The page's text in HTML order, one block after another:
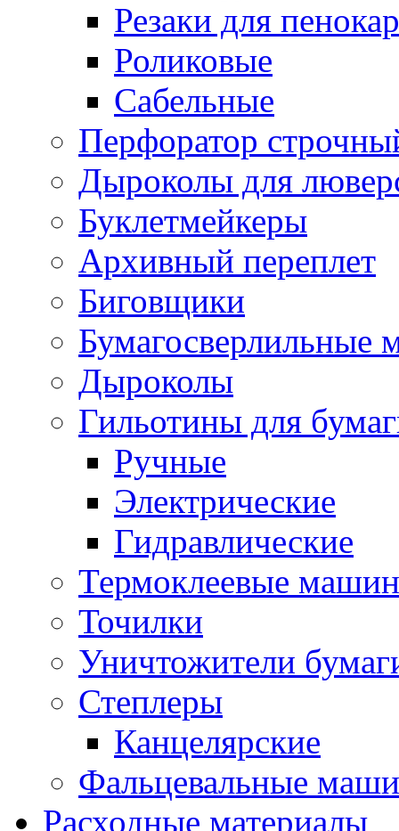
Резаки для
Роликовые
Сабельные
Перфоратор
Дыроколы для
Буклетмейкеры
Архивный переплет
Биговщики
Бумагосверлильные
Дыроколы
Гильотины для
Ручные
Электрические
Гидравлические
Термоклеевые
Точилки
Уничтожители
Степлеры
Канцелярские
Фальцевальные
Расходные материалы